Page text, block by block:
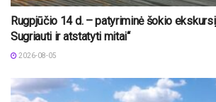
Rugpjūčio 14 d. – patyriminė šokio
Sugriauti ir atstatyti mitai“
2026-08-05